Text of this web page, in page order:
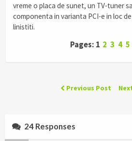
vreme o placa de sunet, un TV-tuner
componenta in varianta PCI-e in loc
linistiti.
Pages: 1 2 3 4 5
Previous Post
24 Responses